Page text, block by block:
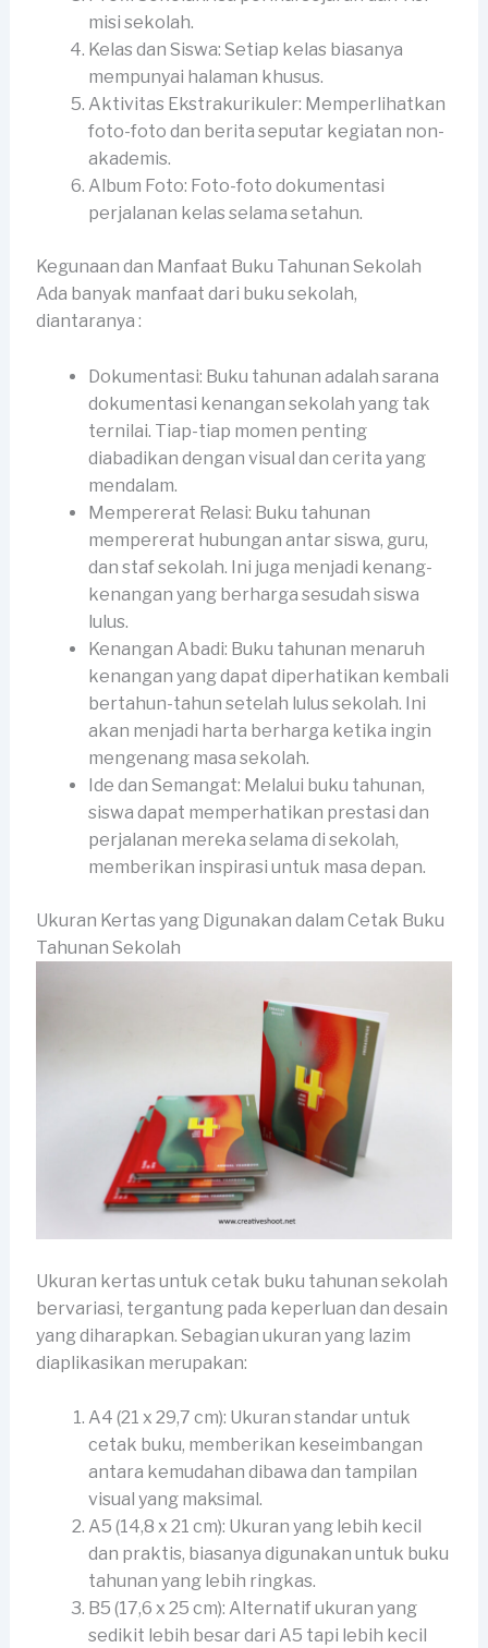
misi sekolah.
Kelas dan Siswa: Setiap kelas biasanya
mempunyai halaman khusus.
Aktivitas Ekstrakurikuler: Memperlihatkan
foto-foto dan berita seputar kegiatan non-
akademis.
Album Foto: Foto-foto dokumentasi
perjalanan kelas selama setahun.
Kegunaan dan Manfaat Buku Tahunan Sekolah
Ada banyak manfaat dari buku sekolah,
diantaranya :
Dokumentasi: Buku tahunan adalah sarana
dokumentasi kenangan sekolah yang tak
ternilai. Tiap-tiap momen penting
diabadikan dengan visual dan cerita yang
mendalam.
Mempererat Relasi: Buku tahunan
mempererat hubungan antar siswa, guru,
dan staf sekolah. Ini juga menjadi kenang-
kenangan yang berharga sesudah siswa
lulus.
Kenangan Abadi: Buku tahunan menaruh
kenangan yang dapat diperhatikan kembali
bertahun-tahun setelah lulus sekolah. Ini
akan menjadi harta berharga ketika ingin
mengenang masa sekolah.
Ide dan Semangat: Melalui buku tahunan,
siswa dapat memperhatikan prestasi dan
perjalanan mereka selama di sekolah,
memberikan inspirasi untuk masa depan.
Ukuran Kertas yang Digunakan dalam Cetak Buku
Tahunan Sekolah
Ukuran kertas untuk cetak buku tahunan sekolah
bervariasi, tergantung pada keperluan dan desain
yang diharapkan. Sebagian ukuran yang lazim
diaplikasikan merupakan:
A4 (21 x 29,7 cm): Ukuran standar untuk
cetak buku, memberikan keseimbangan
antara kemudahan dibawa dan tampilan
visual yang maksimal.
A5 (14,8 x 21 cm): Ukuran yang lebih kecil
dan praktis, biasanya digunakan untuk buku
tahunan yang lebih ringkas.
B5 (17,6 x 25 cm): Alternatif ukuran yang
sedikit lebih besar dari A5 tapi lebih kecil